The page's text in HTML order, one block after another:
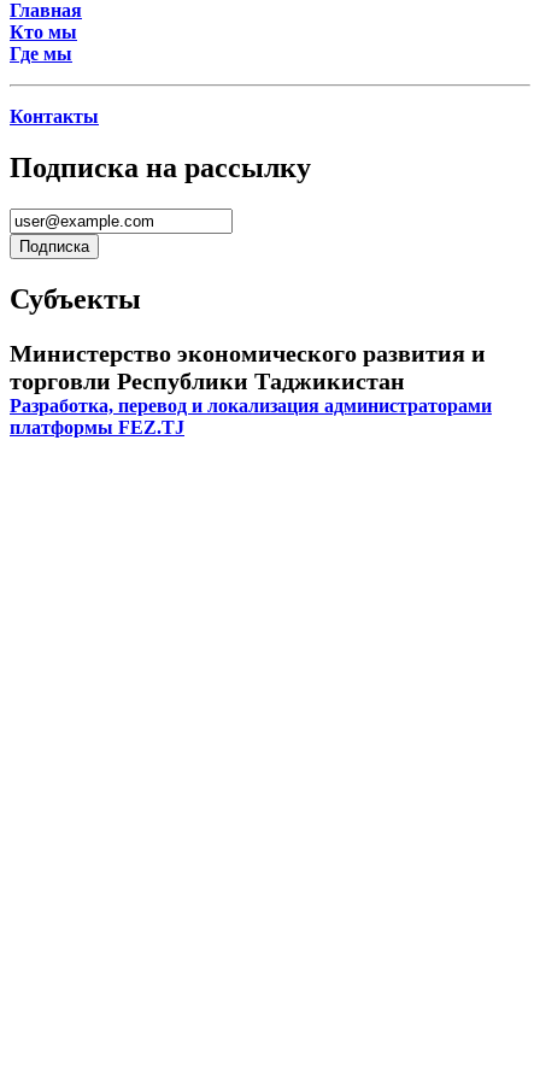
Главная
Кто мы
Где мы
Контакты
Подписка на рассылку
Субъекты
Министерство экономического развития и
торговли Республики Таджикистан
Разработка, перевод и локализация администраторами
платформы FEZ.TJ